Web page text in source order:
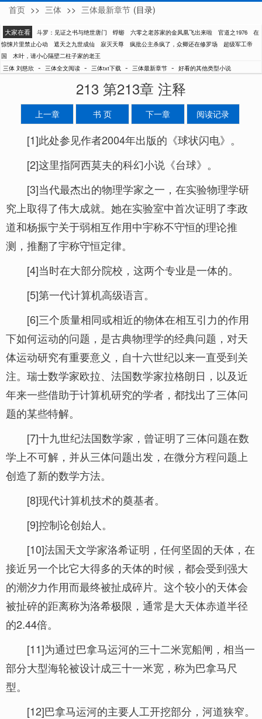
刘慈欣
首页 >> 三体 >> 三体最新章节 (目录)
大家在看 斗罗：见证之书与绝世唐门 蜉蝣 六零之老苏家的金凤凰飞出来啦 官道之1976
在
惊悚片里禁止心动
遮天之九世成仙 寂灭天尊 疯批公主杀疯了，众卿还在修罗场
超级军工帝
国
木叶，请小心隔壁二柱子家的老王
三体 刘慈欣 - 三体全文阅读 - 三体txt下载 - 三体最新章节 - 好看的其他类型小说
213 第213章 注释
上一章 书 页 下一章 阅读记录
[1]此处参见作者2004年出版的《球状闪电》。
[2]这里指阿西莫夫的科幻小说《台球》。
[3]当代最杰出的物理学家之一，在实验物理学研
究上取得了伟大成就。她在实验室中首次证明了李政
道和杨振宁关于弱相互作用中宇称不守恒的理论推
测，推翻了宇称守恒定律。
[4]当时在大部分院校，这两个专业是一体的。
[5]第一代计算机高级语言。
[6]三个质量相同或相近的物体在相互引力的作用
下如何运动的问题，是古典物理学的经典问题，对天
体运动研究有重要意义，自十六世纪以来一直受到关
注。瑞士数学家欧拉、法国数学家拉格朗日，以及近
年来一些借助于计算机研究的学者，都找出了三体问
题的某些特解。
[7]十九世纪法国数学家，曾证明了三体问题在数
学上不可解，并从三体问题出发，在微分方程问题上
创造了新的数学方法。
[8]现代计算机技术的奠基者。
[9]控制论创始人。
[10]法国天文学家洛希证明，任何坚固的天体，在
接近另一个比它大得多的天体的时候，都会受到强大
的潮汐力作用而最终被扯成碎片。这个较小的天体会
被扯碎的距离称为洛希极限，通常是大天体赤道半径
的2.44倍。
[11]为通过巴拿马运河的三十二米宽船闸，相当一
部分大型海轮被设计成三十一米宽，称为巴拿马尺
型。
[12]巴拿马运河的主要人工开挖部分，河道狭窄。